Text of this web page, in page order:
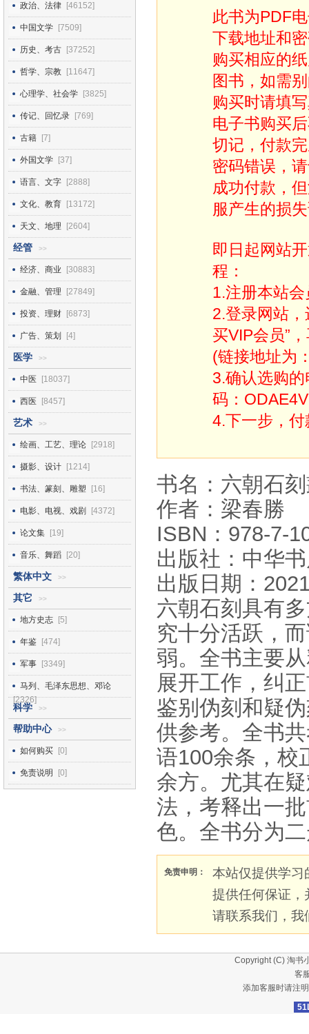
政治、法律 [46152]
中国文学 [7509]
历史、考古 [37252]
哲学、宗教 [11647]
心理学、社会学 [3825]
传记、回忆录 [769]
古籍 [7]
外国文学 [37]
语言、文字 [2888]
文化、教育 [13172]
天文、地理 [2604]
经管 >>
经济、商业 [30883]
金融、管理 [27849]
投资、理财 [6873]
广告、策划 [4]
医学 >>
中医 [18037]
西医 [8457]
艺术 >>
绘画、工艺、理论 [2918]
摄影、设计 [1214]
书法、篆刻、雕塑 [16]
电影、电视、戏剧 [4372]
论文集 [19]
音乐、舞蹈 [20]
繁体中文 >>
其它 >>
地方史志 [5]
年鉴 [474]
军事 [3349]
马列、毛泽东思想、邓论
[2326]
科学 >>
帮助中心 >>
如何购买 [0]
免责说明 [0]
此书为PDF
下载地址和
购买相应的
图书，如需
购买时请填
电子书购买
切记，付款
密码错误，
成功付款，
服产生的损
即日起网站
程：
1.注册本站会
2.登录网站，
买VIP会员”
(链接地址为
3.确认选购
码：
4.下一步，
书名：六朝石
作者：梁春勝
ISBN：978-7-
出版社：中华
出版日期：
六朝石刻具有
究十分活跃，
弱。全书主要
展开工作，纠
鉴别伪刻和疑
供参考。全书
语100余条，校
余方。尤其在
法，考释出一
色。全书分为
免责申明：
本站仅提供学习
提供任何保证，
请联系我们，我
Copyright (C) 淘书
客
添加客服时请注